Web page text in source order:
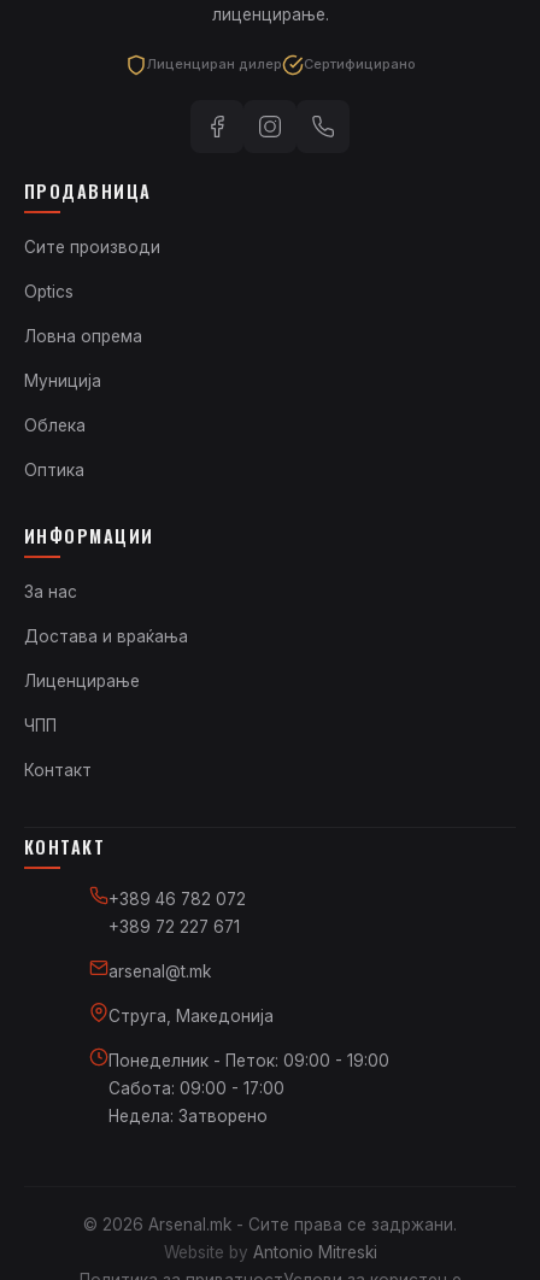
лиценцирање.
Лиценциран дилер Сертифицирано
ПРОДАВНИЦА
Сите производи
Optics
Ловна опрема
Муниција
Облека
Оптика
ИНФОРМАЦИИ
За нас
Достава и враќања
Лиценцирање
ЧПП
Контакт
КОНТАКТ
+389 46 782 072
+389 72 227 671
arsenal@t.mk
Струга, Македонија
Понеделник - Петок: 09:00 - 19:00
Сабота: 09:00 - 17:00
Недела: Затворено
© 2026 Arsenal.mk - Сите права се задржани.
Website by Antonio Mitreski